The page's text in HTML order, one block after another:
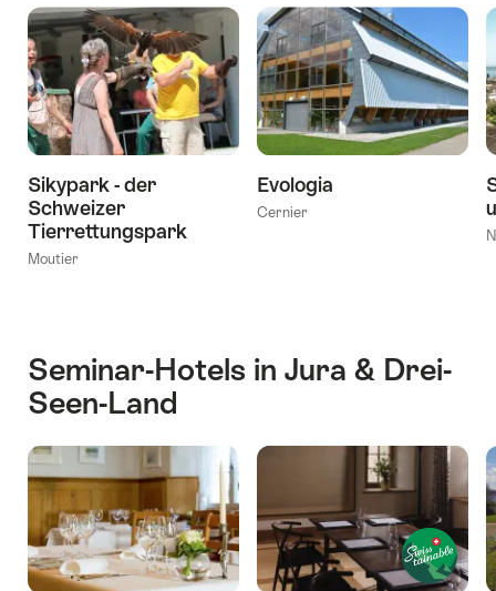
Sikypark - der
Schweizer
Tierrettungspark
Moutier
Evologia
Cernier
Seminar-Hotels in Jura & Drei-
Seen-Land